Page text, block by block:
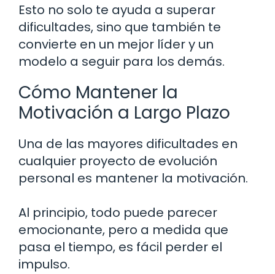
Esto no solo te ayuda a superar
dificultades, sino que también te
convierte en un mejor líder y un
modelo a seguir para los demás.
Cómo Mantener la
Motivación a Largo Plazo
Una de las mayores dificultades en
cualquier proyecto de evolución
personal es mantener la motivación.
Al principio, todo puede parecer
emocionante, pero a medida que
pasa el tiempo, es fácil perder el
impulso.